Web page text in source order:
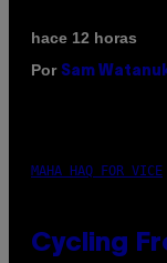
hace 12 horas
Por Sam
MAHA HAQ FOR VICE
Cycling